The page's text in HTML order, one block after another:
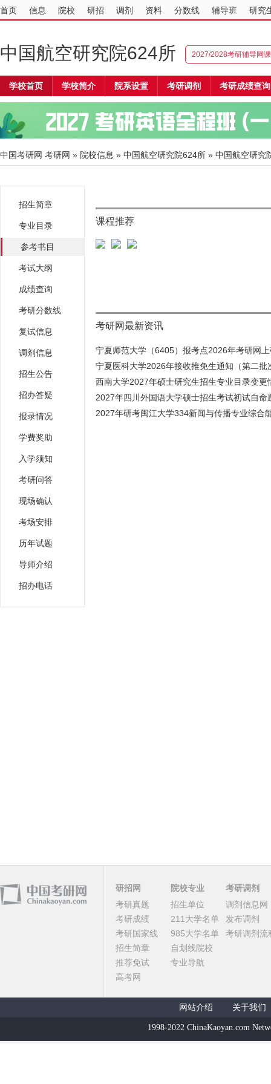
首页 信息 院校 研招 调剂 资料 分数线 辅导班 研究
中国航空研究院624所 2027/2028考研辅导网课
学校首页 学校简介 院系设置 考研调剂 考研成绩查询
中国考研网 考研网 » 院校信息 » 中国航空研究院624所 » 中国航空研究
招生简章
专业目录
参考书目
考试大纲
成绩查询
考研分数线
复试信息
调剂信息
招生公告
招办答疑
报录情况
学费奖助
入学须知
考研问答
现场确认
考场安排
历年试题
导师介绍
招办电话
课程推荐
考研网最新资讯
宁夏师范大学（6405）报考点2026年考研网
宁夏医科大学2026年接收推免生通知（第二批
西南大学2027年硕士研究生招生专业目录变更
2027年四川外国语大学硕士招生考试初试自命
2027年研考闽江大学334新闻与传播专业综合
研招网
考研真题
考研成绩
考研国家线
招生简章
推荐免试
高考网
院校专业
招生单位
211大学名单
985大学名单
自划线院校
专业导航
考研调剂
调剂信息网
发布调剂
考研调剂流
网站介绍 关于我们
1998-2022 ChinaKaoyan.com